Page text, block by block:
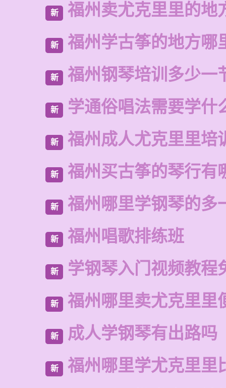
新 福州卖尤克里里的地
新 福州学古筝的地方哪
新 福州钢琴培训多少一
新 学通俗唱法需要学什
新 福州成人尤克里里培
新 福州买古筝的琴行有
新 福州哪里学钢琴的多
新 福州唱歌排练班
新 学钢琴入门视频教程
新 福州哪里卖尤克里里
新 成人学钢琴有出路吗
新 福州哪里学尤克里里